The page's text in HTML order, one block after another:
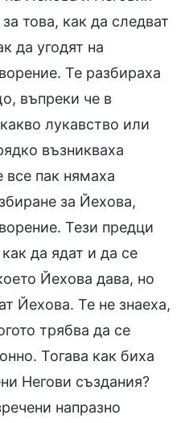
това, как да следват
да угодят на
Те разбираха
въпреки че в
лукавство или
възникваха
все пак нямаха
за Йехова,
Тези предци
да ядат и да се
Йехова дава, но
Йехова. Те не знаеха,
трябва да се
Тогава как биха
Негови създания?
напразно